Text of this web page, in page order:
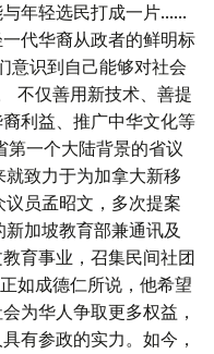
年轻选民打成一片......
代华裔从政者的鲜明标
意识到自己能够对社会
不仅善用新技术、善提
利益、推广中华文化等
第一个大陆背景的省议
致力于为加拿大新移
员孟昭文，多次提案
加坡教育部兼通讯及
育事业，召集民间社团
如成德仁所说，他希望
为华人争取更多权益，
有参政的实力。如今，